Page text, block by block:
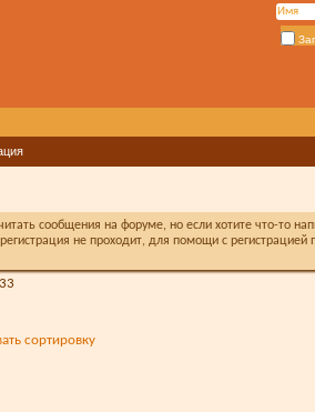
сообщения на форуме, но если хотите что-то
не проходит, для помощи с